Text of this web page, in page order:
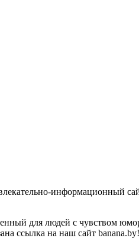
информационный
для людей с чувством
ссылка на наш сайт